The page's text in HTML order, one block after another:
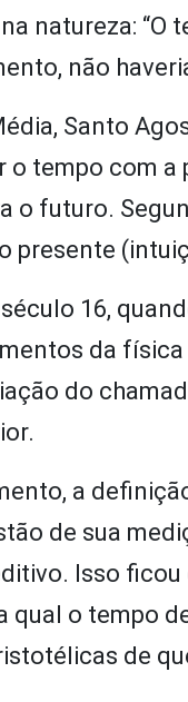
natureza: “O
não
Santo
o tempo com a
o futuro.
presente
16,
da
do
a
de sua
Isso
qual o tempo
de